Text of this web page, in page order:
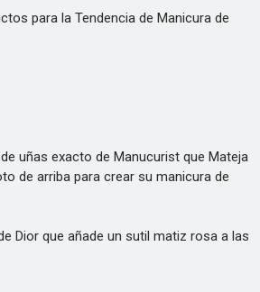
para la Tendencia de Manicura de
uñas exacto de Manucurist que Mateja
de arriba para crear su manicura de
Dior que añade un sutil matiz rosa a las